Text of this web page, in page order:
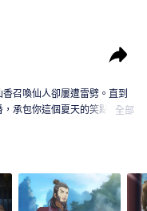
召喚仙人卻屢遭雷劈。直到
承包你這個夏天的笑點！全部